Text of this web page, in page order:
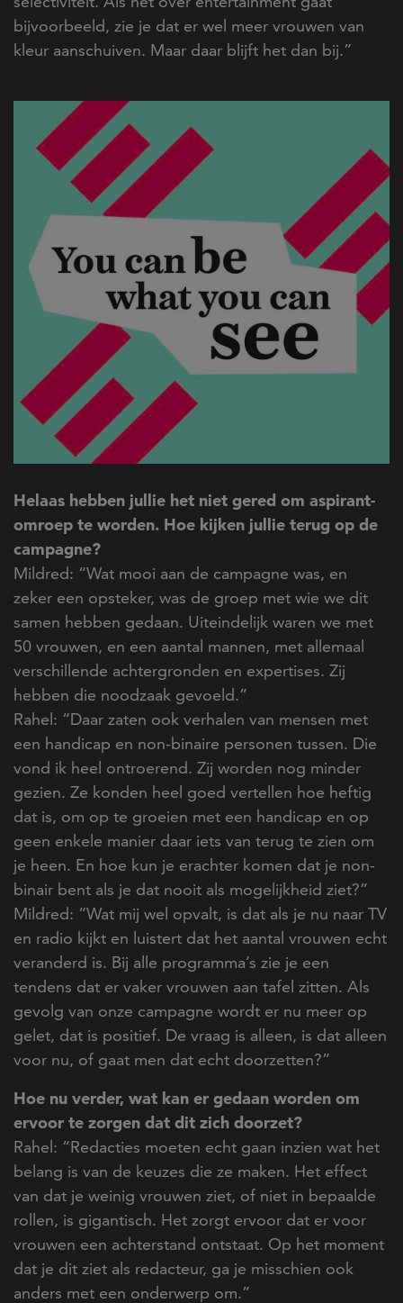
bijvoorbeeld, zie je dat er wel meer vrouwen van
kleur aanschuiven. Maar daar blijft het dan bij.”
Helaas hebben jullie het niet gered om aspirant-
omroep te worden. Hoe kijken jullie terug op de
campagne?
Mildred: “Wat mooi aan de campagne was, en
zeker een opsteker, was de groep met wie we dit
samen hebben gedaan. Uiteindelijk waren we met
50 vrouwen, en een aantal mannen, met allemaal
verschillende achtergronden en expertises. Zij
hebben die noodzaak gevoeld.”
Rahel: “Daar zaten ook verhalen van mensen met
een handicap en non-binaire personen tussen. Die
vond ik heel ontroerend. Zij worden nog minder
gezien. Ze konden heel goed vertellen hoe heftig
dat is, om op te groeien met een handicap en op
geen enkele manier daar iets van terug te zien om
je heen. En hoe kun je erachter komen dat je non-
binair bent als je dat nooit als mogelijkheid ziet?”
Mildred: “Wat mij wel opvalt, is dat als je nu naar TV
en radio kijkt en luistert dat het aantal vrouwen echt
veranderd is. Bij alle programma’s zie je een
tendens dat er vaker vrouwen aan tafel zitten. Als
gevolg van onze campagne wordt er nu meer op
gelet, dat is positief. De vraag is alleen, is dat alleen
voor nu, of gaat men dat echt doorzetten?”
Hoe nu verder, wat kan er gedaan worden om
ervoor te zorgen dat dit zich doorzet?
Rahel: “Redacties moeten echt gaan inzien wat het
belang is van de keuzes die ze maken. Het effect
van dat je weinig vrouwen ziet, of niet in bepaalde
rollen, is gigantisch. Het zorgt ervoor dat er voor
vrouwen een achterstand ontstaat. Op het moment
dat je dit ziet als redacteur, ga je misschien ook
anders met een onderwerp om.”